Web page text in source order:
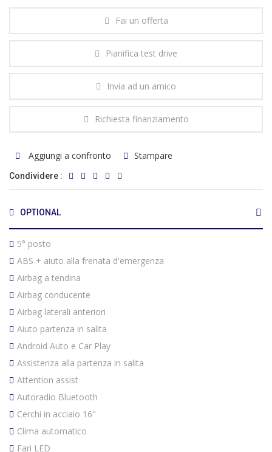
Fai un offerta
Pianifica test drive
Invia ad un amico
Richiesta finanziamento
Aggiungi a confronto Stampare
Condividere :
OPTIONAL
5° posto
ABS + aiuto alla frenata d'emergenza
Airbag a tendina
Airbag conducente
Airbag laterali anteriori
Aiuto partenza in salita
Android Auto e Car Play
Assistenza alla partenza in salita
Attention assist
Autoradio Bluetooth
Cerchi in acciaio 16"
Clima automatico
Fari LED